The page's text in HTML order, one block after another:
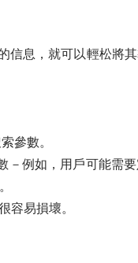
信息，就可以輕松將
參數。
例如，用戶可能需要
容易損壞。